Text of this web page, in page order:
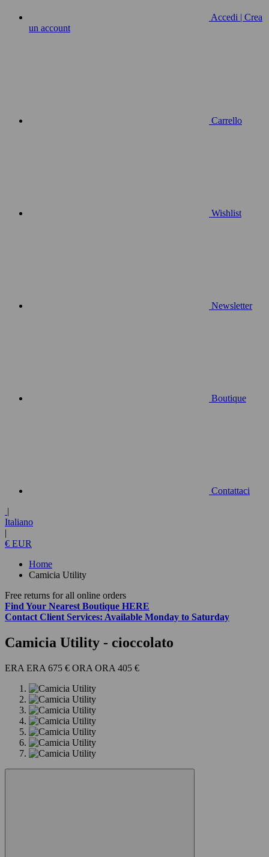
Accedi | Crea
un account
Carrello
Wishlist
Newsletter
Boutique
Contattaci
|
Italiano
|
€ EUR
Home
Camicia Utility
Free returns for all online orders
Find Your Nearest Boutique HERE
Contact Client Services: Available Monday to Saturday
Camicia Utility - cioccolato
675 € 405 €